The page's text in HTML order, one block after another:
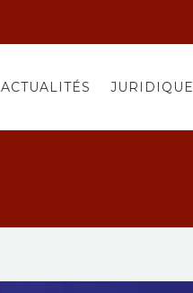
ACTUALITÉS JURIDIQUE